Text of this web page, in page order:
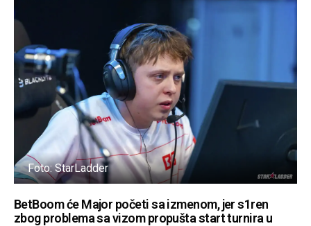
Foto: StarLadder
BetBoom će Major početi sa izmenom, jer s1ren
zbog problema sa vizom propušta start turnira u